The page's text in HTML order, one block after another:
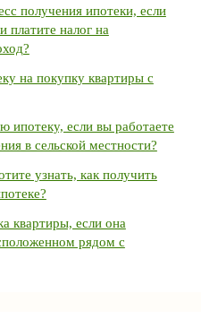
получения ипотеки, если
платите налог на
на покупку квартиры с
ипотеку, если вы работаете
в сельской местности?
узнать, как получить
квартиры, если она
рядом с